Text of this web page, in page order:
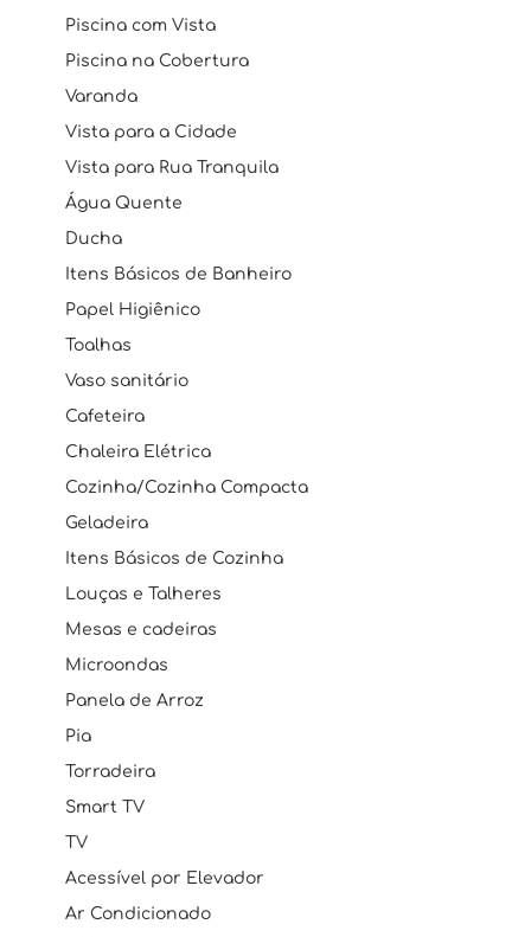
Piscina com Vista
Piscina na Cobertura
Varanda
Vista para a Cidade
Vista para Rua Tranquila
Água Quente
Ducha
Itens Básicos de Banheiro
Papel Higiênico
Toalhas
Vaso sanitário
Cafeteira
Chaleira Elétrica
Cozinha/Cozinha Compacta
Geladeira
Itens Básicos de Cozinha
Louças e Talheres
Mesas e cadeiras
Microondas
Panela de Arroz
Pia
Torradeira
Smart TV
TV
Acessível por Elevador
Ar Condicionado